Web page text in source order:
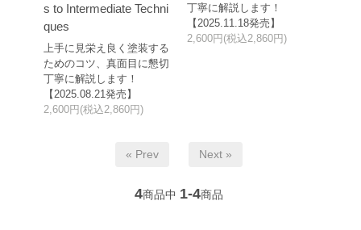
s to Intermediate Techni
ques
上手に見栄え良く塗装する
ためのコツ、真面目に懇切
丁寧に解説します！
【2025.08.21発売】
2,600円(税込2,860円)
丁寧に解説します！
【2025.11.18発売】
2,600円(税込2,860円)
« Prev Next »
4商品中 1-4商品